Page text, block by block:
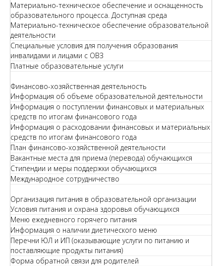
Материально-техническое обеспечение и оснащенность
образовательного процесса. Доступная среда
Материально-техническое обеспечение образовательной
деятельности
Специальные условия для получения образования
инвалидами и лицами с ОВЗ
Платные образовательные услуги
Финансово-хозяйственная деятельность
Информация об объеме образовательной деятельности
Информация о поступлении финансовых и материальных
средств по итогам финансового года
Информация о расходовании финансовых и материальных
средств по итогам финансового года
План финансово-хозяйственной деятельности
Вакантные места для приема (перевода) обучающихся
Стипендии и меры поддержки обучающихся
Международное сотрудничество
Организация питания в образовательной организации
Условия питания и охрана здоровья обучающихся
Меню ежедневного горячего питания
Информация о наличии диетического меню
Перечни ЮЛ и ИП (оказывающие услуги по питанию и
поставляющие продукты питания)
Форма обратной связи для родителей